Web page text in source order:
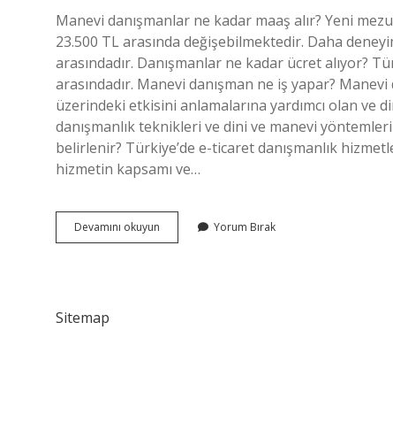
Manevi danışmanlar ne kadar maaş alır? Yeni
23.500 TL arasında değişebilmektedir. Daha
arasındadır. Danışmanlar ne kadar ücret alıyor?
arasındadır. Manevi danışman ne iş yapar?
üzerindeki etkisini anlamalarına yardımcı olan ve
danışmanlık teknikleri ve dini ve manevi
belirlenir? Türkiye’de e-ticaret danışmanlık
hizmetin kapsamı ve…
Devamını okuyun
Danışmanlık
Yorum Bırak
Sitemap